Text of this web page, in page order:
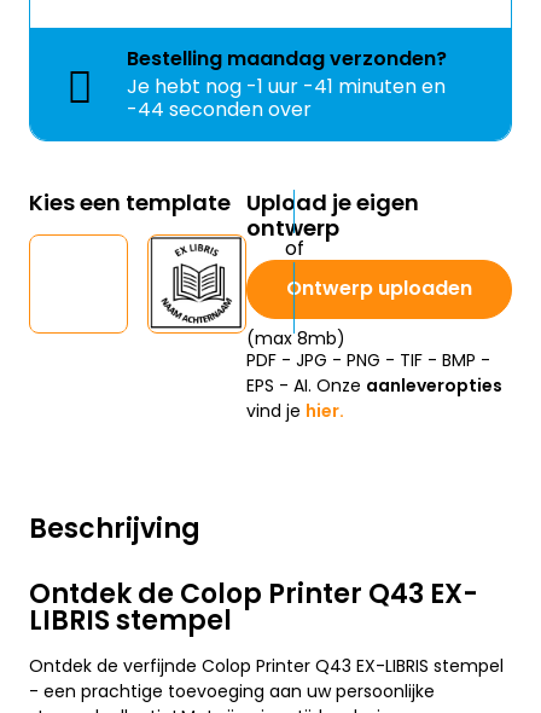
Beschrijving
Ontdek de Colop Printer Q43 EX-
LIBRIS stempel
Ontdek de verfijnde Colop Printer Q43 EX-LIBRIS stempel
- een prachtige toevoeging aan uw persoonlijke
Bestelling maandagverzonden?
Je hebt nog -1 uur -41 minuten en
-44 seconden over
Kies een template Upload je eigen
ontwerp
Ontwerp uploaden
(max 8mb)
PDF - JPG - PNG - TIF - BMP -
EPS - AI. Onze aanleveropties
vind je hier.